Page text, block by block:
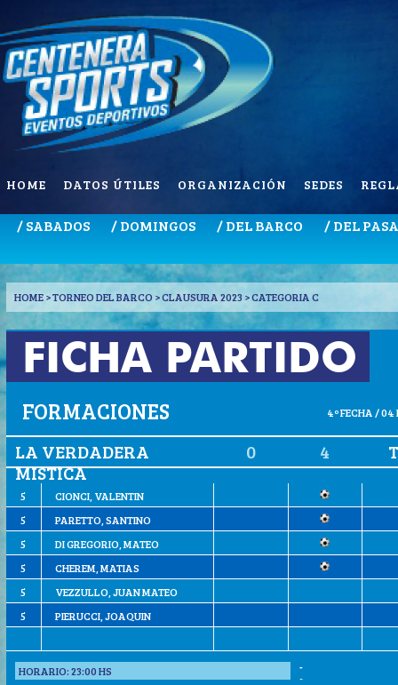
HOME DATOS ÚTILES ORGANIZACIÓN SEDES
/ SABADOS / DOMINGOS / DEL BARCO / DEL
HOME> TORNEO DEL BARCO > CLAUSURA 2023 > CATEGORIA C
FICHA PARTIDO
FORMACIONES 4º FECHA / 04
LA VERDADERA
MISTICA
0 4
5
CIONCI, VALENTIN
5
PARETTO, SANTINO
5
DI GREGORIO, MATEO
5
CHEREM, MATIAS
5
VEZZULLO, JUAN MATEO
5
PIERUCCI, JOAQUIN
HORARIO:23:00 HS
-
-